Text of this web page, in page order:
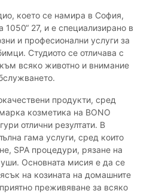
което се намира в София,
1050“ 27, и е специализирано в
и професионални услуги за
Студиото се отличава с
всяко животно и внимание
продукти, сред
козметика на BONO
отлични резултати. В
гама услуги, сред които
SPA процедури, рязане на
Основната мисия е да се
на козината на домашните
преживяване за всяко